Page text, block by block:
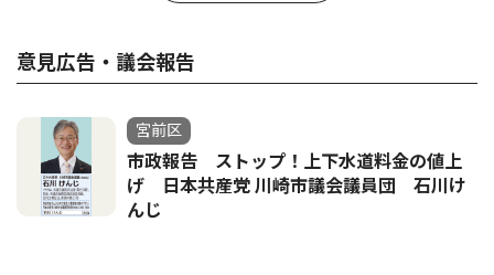
意見広告・議会報告
宮前区
市政報告 ストップ！上下水道料金の値上
げ 日本共産党 川崎市議会議員団 石川け
んじ